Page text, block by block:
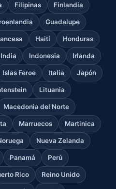
Filipinas Finlandia
Guadalupe
Haití Honduras
India Indonesia Irlanda
Islas Feroe Italia Japón
Lituania
Macedonia del Norte
Marruecos Martinica
Nueva Zelanda
Panamá Perú
Rico Reino Unido